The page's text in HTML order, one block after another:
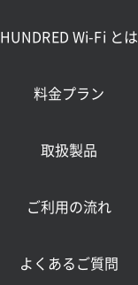
HUNDRED Wi-Fi とは
料金プラン
取扱製品
ご利用の流れ
よくあるご質問